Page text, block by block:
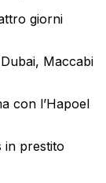
giorni
Maccabi
con l’Hapoel
in prestito